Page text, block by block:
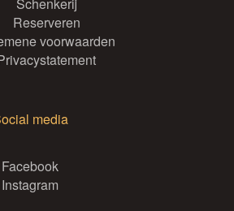
Schenkerij
Reserveren
voorwaarden
media
Facebook
Instagram